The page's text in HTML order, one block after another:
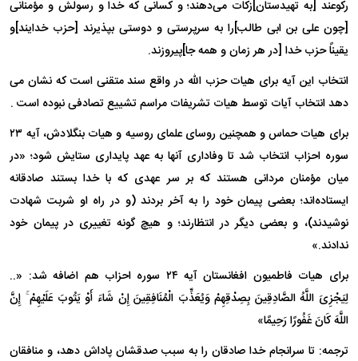
رکوعند [به تهیدستان]زکات می‌دهند؛ و کسانی که خدا و رسولش و مؤمنانی
[چون علی بن ابی طالب]را به سرپرستی و دوستی بپذیرند [حزب خدایند]و
یقیناً حزب خدا [در هر زمان و همه جا]پیروزند.
انتخاب این آیه برای هیات حزب الله در واقع سند متقنی است که نشان می
دهد انتخاب آیات توسط هیات تشریفات مراسم تشییع تصادفی نبوده است .
برای هیات حماس و همچنین روسای علمای روسیه و هیات بنگلادش، آیه ۲۳
سوره احزاب انتخاب شد تا وفاداری آنها به عهد پایداری ستایش شود؛ «در
میان مؤمنان مردانی هستند که بر سر عهدی که با خدا بستند صادقانه
ایستاده‌اند؛ بعضی پیمان خود را به آخر بردند (و در راه او شربت شهادت
نوشیدند)، و بعضی دیگر در انتظارند؛ و هیچ گونه تغییرى در پیمان خود
ندادند.»
برای هیات فاطمیون افغانستان آیه ۲۴ سوره احزاب هم اضافه شد: «..
لِیَجْزِیَ اللَّهُ الصَّادِقِینَ بِصِدْقِهِمْ وَیُعَذِّبَ الْمُنَافِقِینَ إِنْ شَاءَ أَوْ یَتُوبَ عَلَیْهِمْ ۚ إِنَّ
اللَّهَ کَانَ غَفُورًا رَحِیمًا»
ترجمه: تا سرانجام خدا صادقان را به سبب صدقشان پاداش دهد، و منافقان